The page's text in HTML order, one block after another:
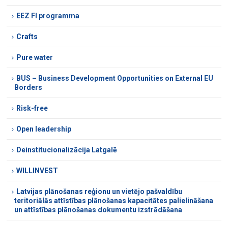
EEZ FI programma
Crafts
Pure water
BUS – Business Development Opportunities on External EU
Borders
Risk-free
Open leadership
Deinstitucionalizācija Latgalē
WILLINVEST
Latvijas plānošanas reģionu un vietējo pašvaldību
teritoriālās attīstības plānošanas kapacitātes palielināšana
un attīstības plānošanas dokumentu izstrādāšana